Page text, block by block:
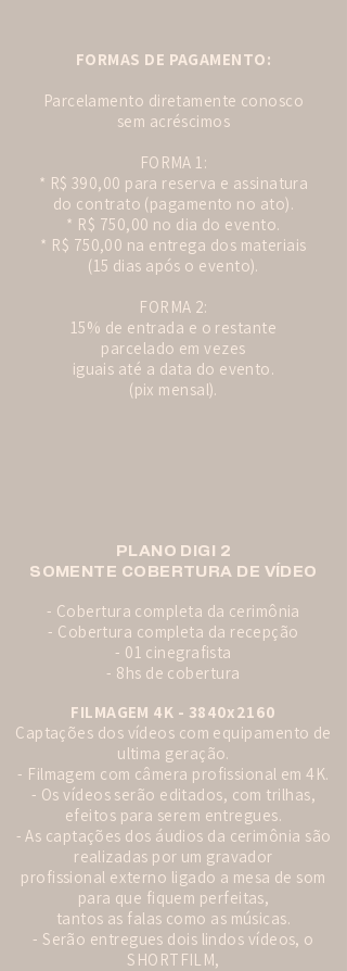
FORMAS DE PAGAMENTO:
Parcelamento diretamente conosco
sem acréscimos
FORMA 1:
* R$ 390,00 para reserva e assinatura
do contrato (pagamento no ato).
* R$ 750,00 no dia do evento.
* R$ 750,00 na entrega dos materiais
(15 dias após o evento).
FORMA 2:
15% de entrada e o restante
parcelado em vezes
iguais até a data do evento.
(pix mensal).
PLANO DIGI 2
SOMENTE COBERTURA DE VÍDEO
- Cobertura completa da cerimônia
- Cobertura completa da recepção
- 01 cinegrafista
- 8hs de cobertura
FILMAGEM 4K - 3840x2160
Captações dos vídeos com equipamento de
ultima geração.
- Filmagem com câmera profissional em 4K.
- Os vídeos serão editados, com trilhas,
efeitos para serem entregues.
- As captações dos áudios da cerimônia são
realizadas por um gravador
profissional externo ligado a mesa de som
para que fiquem perfeitas,
tantos as falas como as músicas.
- Serão entregues dois lindos vídeos, o
SHORTFILM,